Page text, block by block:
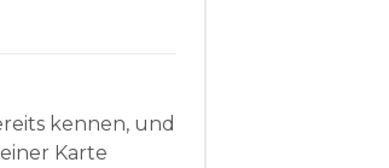
kennen, und
Karte